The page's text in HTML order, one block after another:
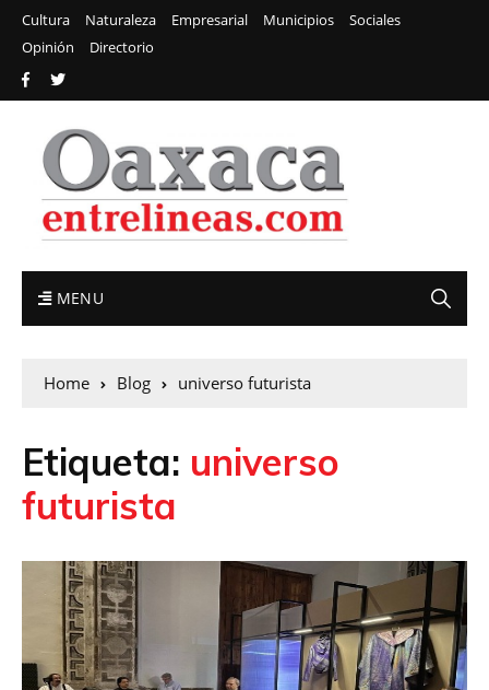
Cultura Naturaleza Empresarial Municipios
Sociales
Opinión
Directorio
MENU
Home Blog universo futurista
Etiqueta: universo
futurista